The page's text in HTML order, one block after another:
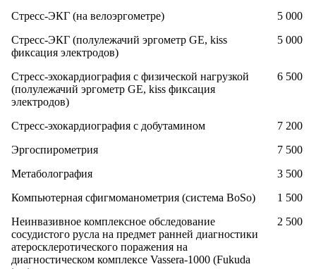
Стресс-ЭКГ (на велоэргометре)
5 000
Стресс-ЭКГ (полулежачий эргометр GE, kiss
фиксация электродов)
5 000
Стресс-эхокардиография с физической нагрузкой
(полулежачий эргометр GE, kiss фиксация
электродов)
6 500
Стресс-эхокардиография с добутамином
7 200
Эргоспирометрия
7 500
Метаболография
3 500
Компьютерная сфигмоманометрия (система BoSo)
1 500
Неинвазивное комплексное обследование
сосудистого русла на предмет ранней диагностики
атеросклеротического поражения на
диагностическом комплексе Vassera-1000 (Fukuda
2 500